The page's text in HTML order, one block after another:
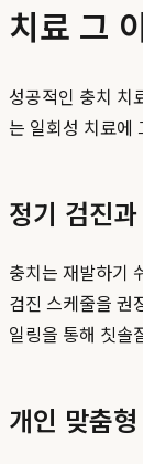
치료 그
성공적인 충치 치
는 일회성 치료에
정기 검진
충치는 재발하기
검진 스케줄을 권
일링을 통해 칫솔
개인 맞춤